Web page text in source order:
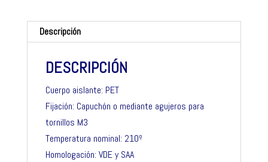
Descripción
DESCRIPCIÓN
Cuerpo aislante: PET
Fijación: Capuchón o mediante agujeros para
tornillos M3
Temperatura nominal: 210º
Homologación: VDE y SAA